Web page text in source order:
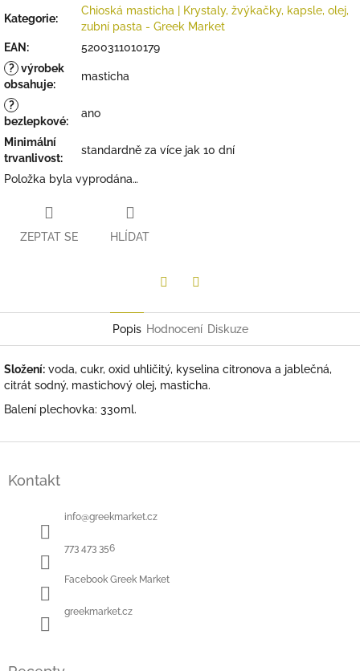
Kategorie:
Chioská masticha | Krystaly, žvýkačky, kapsle, olej,
zubní pasta - Greek Market
EAN :
5200311010179
? výrobek
obsahuje:
masticha
?
bezlepkové:
ano
Minimální
trvanlivost:
standardně za více jak 10 dní
Položka byla vyprodána…
ZEPTAT SE HLÍDAT
Popis Hodnocení Diskuze
Složení: voda, cukr, oxid uhličitý, kyselina citronova a jablečná,
citrát sodný, mastichový olej, masticha.
Balení plechovka: 330ml.
Kontakt
info@greekmarket.cz
773 473 356
Facebook Greek Market
greekmarket.cz